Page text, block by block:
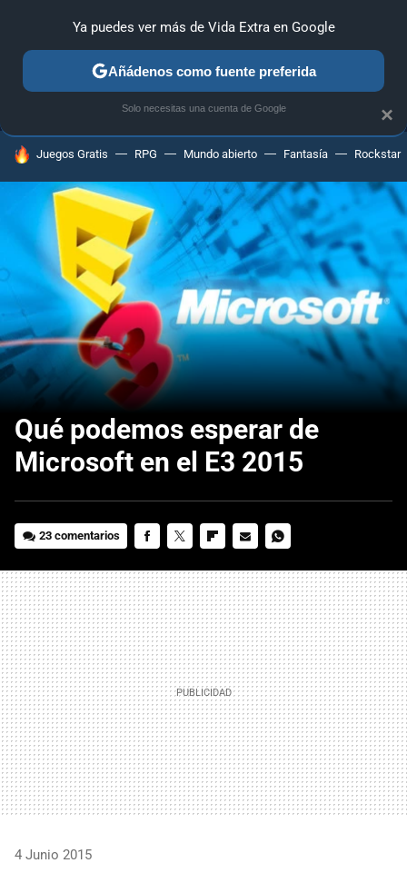
MENÚ NUEVO
GUÍAS Y TRUCOS PC SONY
HOY SE HABLA DE
Juegos Gratis RPG Mundo abierto Fantasía Rockstar
Qué podemos esperar de
Microsoft en el E3 2015
23 comentarios
MAIL
4 Junio 2015
×
Ya puedes ver más de Vida Extra en Google
Añádenos como fuente preferida
Solo necesitas una cuenta de Google